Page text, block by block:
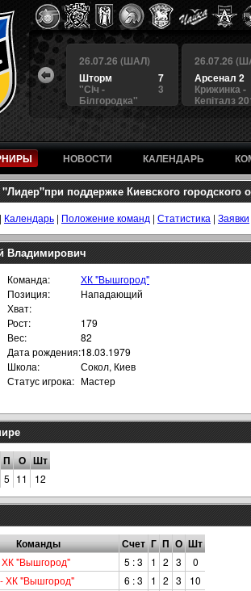
(ШАЛ)
3
1
26.07.26 (ШАЛ)
7
Шторм
3
"Сiч -
Білгородка"
26.07.26
Арсенал 2
Крижинка -
Кепіталз
НОВОСТИ КАЛЕНДАРЬ
"Лидер"при поддержке Киевского
| Календарь | Положение команд | Статистика | Заявки
Владимирович
Команда:
ХК "Вышгород"
Позиция:
Нападающий
Хват:
Рост:
179
Вес:
82
Дата рождения:18.03.1979
Школа:
Сокол, Киев
Статус игрока: Мастер
П О Шт
5 11 12
Команды Счет Г П О Шт
ХК "Вышгород" 5 : 3 1 2 3
0
ХК "Вышгород" 6 : 3 1 2 3
10